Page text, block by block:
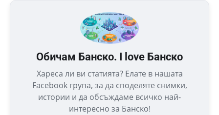
Обичам Банско. I love Банско
Хареса ли ви статията? Елате в нашата
Facebook група, за да споделяте снимки,
истории и да обсъждаме всичко най-
интересно за Банско!